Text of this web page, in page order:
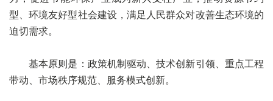
型、环境友好型社会建设，满足人民群众对改善生态环境的
迫切需求。
基本原则是：政策机制驱动、技术创新引领、重点工程
带动、市场秩序规范、服务模式创新。